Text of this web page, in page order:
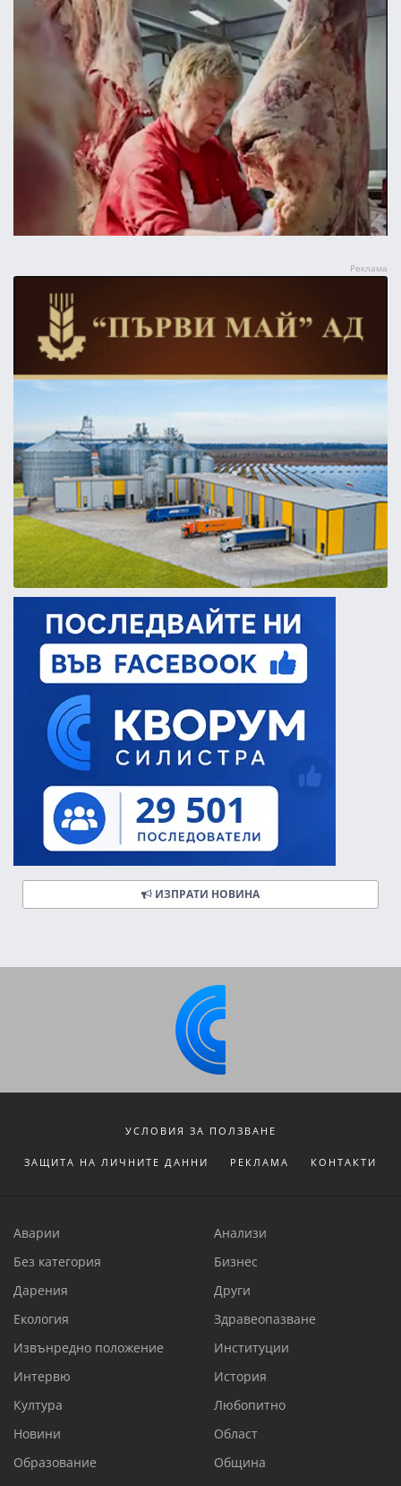
ИЗПРАТИ НОВИНА
УСЛОВИЯ ЗА ПОЛЗВАНЕ
ЗАЩИТА НА ЛИЧНИТЕ ДАННИ РЕКЛАМА КОНТАКТИ
Аварии
Анализи
Без категория
Бизнес
Дарения
Други
Екология
Здравеопазване
Извънредно положение
Институции
Интервю
История
Култура
Любопитно
Новини
Област
Образование
Община